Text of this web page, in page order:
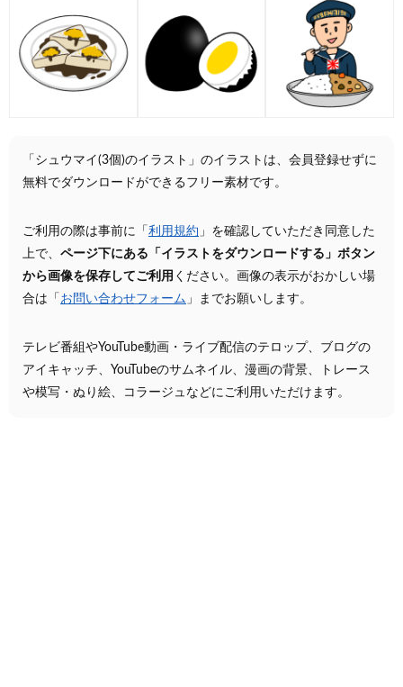
「シュウマイ(3個)のイラスト」のイラストは、会員登録せずに
無料でダウンロードができるフリー素材です。
ご利用の際は事前に「 利用規約 」を確認していただき同意した
上で、 ページ下にある「イラストをダウンロードする」ボタン
から画像を保存してご利用 ください。画像の表示がおかしい場
合は「 お問い合わせフォーム 」までお願いします。
テレビ番組やYouTube動画・ライブ配信のテロップ、ブログの
アイキャッチ、YouTubeのサムネイル、漫画の背景、トレース
や模写・ぬり絵、コラージュなどにご利用いただけます。